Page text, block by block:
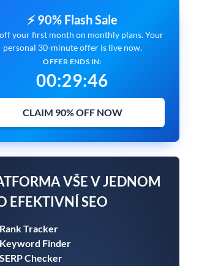
⚡ 90% Flash Sale
your first month on monthly plans. Your
personal 30-minute offer is live now.
OFFER ENDS IN:
00:29:45
CLAIM 90% OFF NOW
VŠE V JEDNOM
EFEKTIVNÍ SEO
Rank Tracker
Keyword Finder
SERP Checker